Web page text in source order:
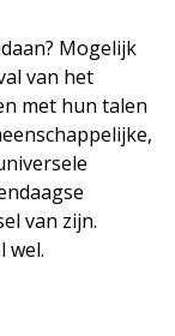
Mogelijk
van het
met hun talen
van zijn.
wel.